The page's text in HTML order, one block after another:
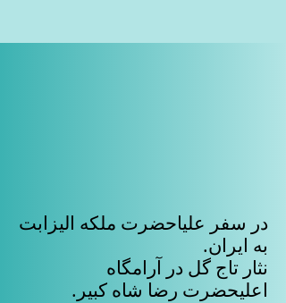
در سفر علیاحضرت ملکه الیزابت
به ایران.
نثار تاج گل در آرامگاه
اعلیحضرت رضا شاه کبیر.